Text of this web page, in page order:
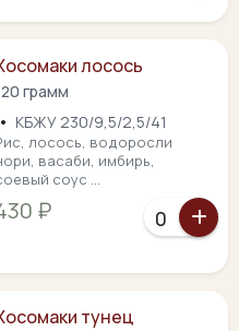
лосось
грамм
• КБЖУ 230/9,5/2,5/41
лосось, водоросли
васаби, имбирь,
соус ...
₽
тунец